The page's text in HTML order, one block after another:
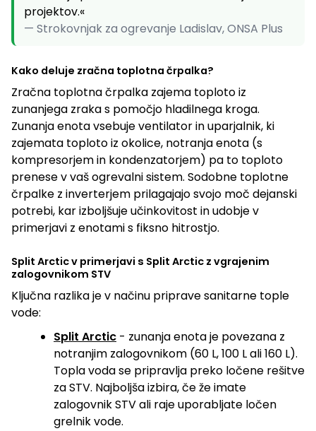
a
j
e
projektov.«
— Strokovnjak za ogrevanje Ladislav, ONSA Plus
Kako deluje zračna toplotna črpalka?
Zračna toplotna črpalka zajema toploto iz
zunanjega zraka s pomočjo hladilnega kroga.
Zunanja enota vsebuje ventilator in uparjalnik, ki
zajemata toploto iz okolice, notranja enota (s
kompresorjem in kondenzatorjem) pa to toploto
prenese v vaš ogrevalni sistem. Sodobne toplotne
črpalke z inverterjem prilagajajo svojo moč dejanski
potrebi, kar izboljšuje učinkovitost in udobje v
primerjavi z enotami s fiksno hitrostjo.
Split Arctic v primerjavi s Split Arctic z vgrajenim
zalogovnikom STV
Ključna razlika je v načinu priprave sanitarne tople
vode:
Split Arctic - zunanja enota je povezana z
notranjim zalogovnikom (60 L, 100 L ali 160 L).
Topla voda se pripravlja preko ločene rešitve
za STV. Najboljša izbira, če že imate
zalogovnik STV ali raje uporabljate ločen
grelnik vode.